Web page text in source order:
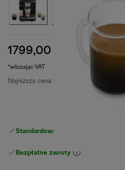
1799,00 zł 1999,00 złcena
(-10%)
*wliczając VAT
Najniższa cena w ciągu ostatnich 30 dni
Standardowa bezpłatna dostawa
Bezpłatne zwroty